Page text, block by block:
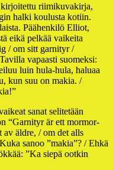
riimikuvakirja,
halki koulusta kotiin.
Päähenkilö Elliot,
eikä pelkää vaikeita
/ om sitt garnityr /
vapaasti suomeksi:
luin hula-hula, haluaa
kun suu on makia. /
sanat selitetään
“Garnityr är ett mormor-
av äldre, / om det alls
sanoo ”makia”? / Ehkä
”Ka siepä ootkin